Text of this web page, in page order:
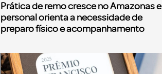
Prática de remo cresce no Amazonas e
personal orienta a necessidade de
preparo físico e acompanhamento